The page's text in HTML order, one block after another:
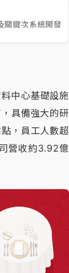
鍵次系統開發
中心基礎設施
具備強大的研
，員工人數超
營收約3.92億